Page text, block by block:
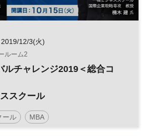
12/3(火)
ルーム2
ルチャレンジ2019＜総合コ
スクール
ール MBA